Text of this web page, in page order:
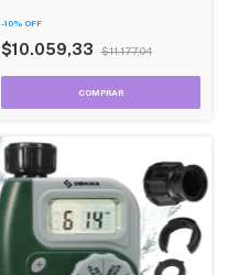
-10% OFF
$10.059,33 $11.177,04